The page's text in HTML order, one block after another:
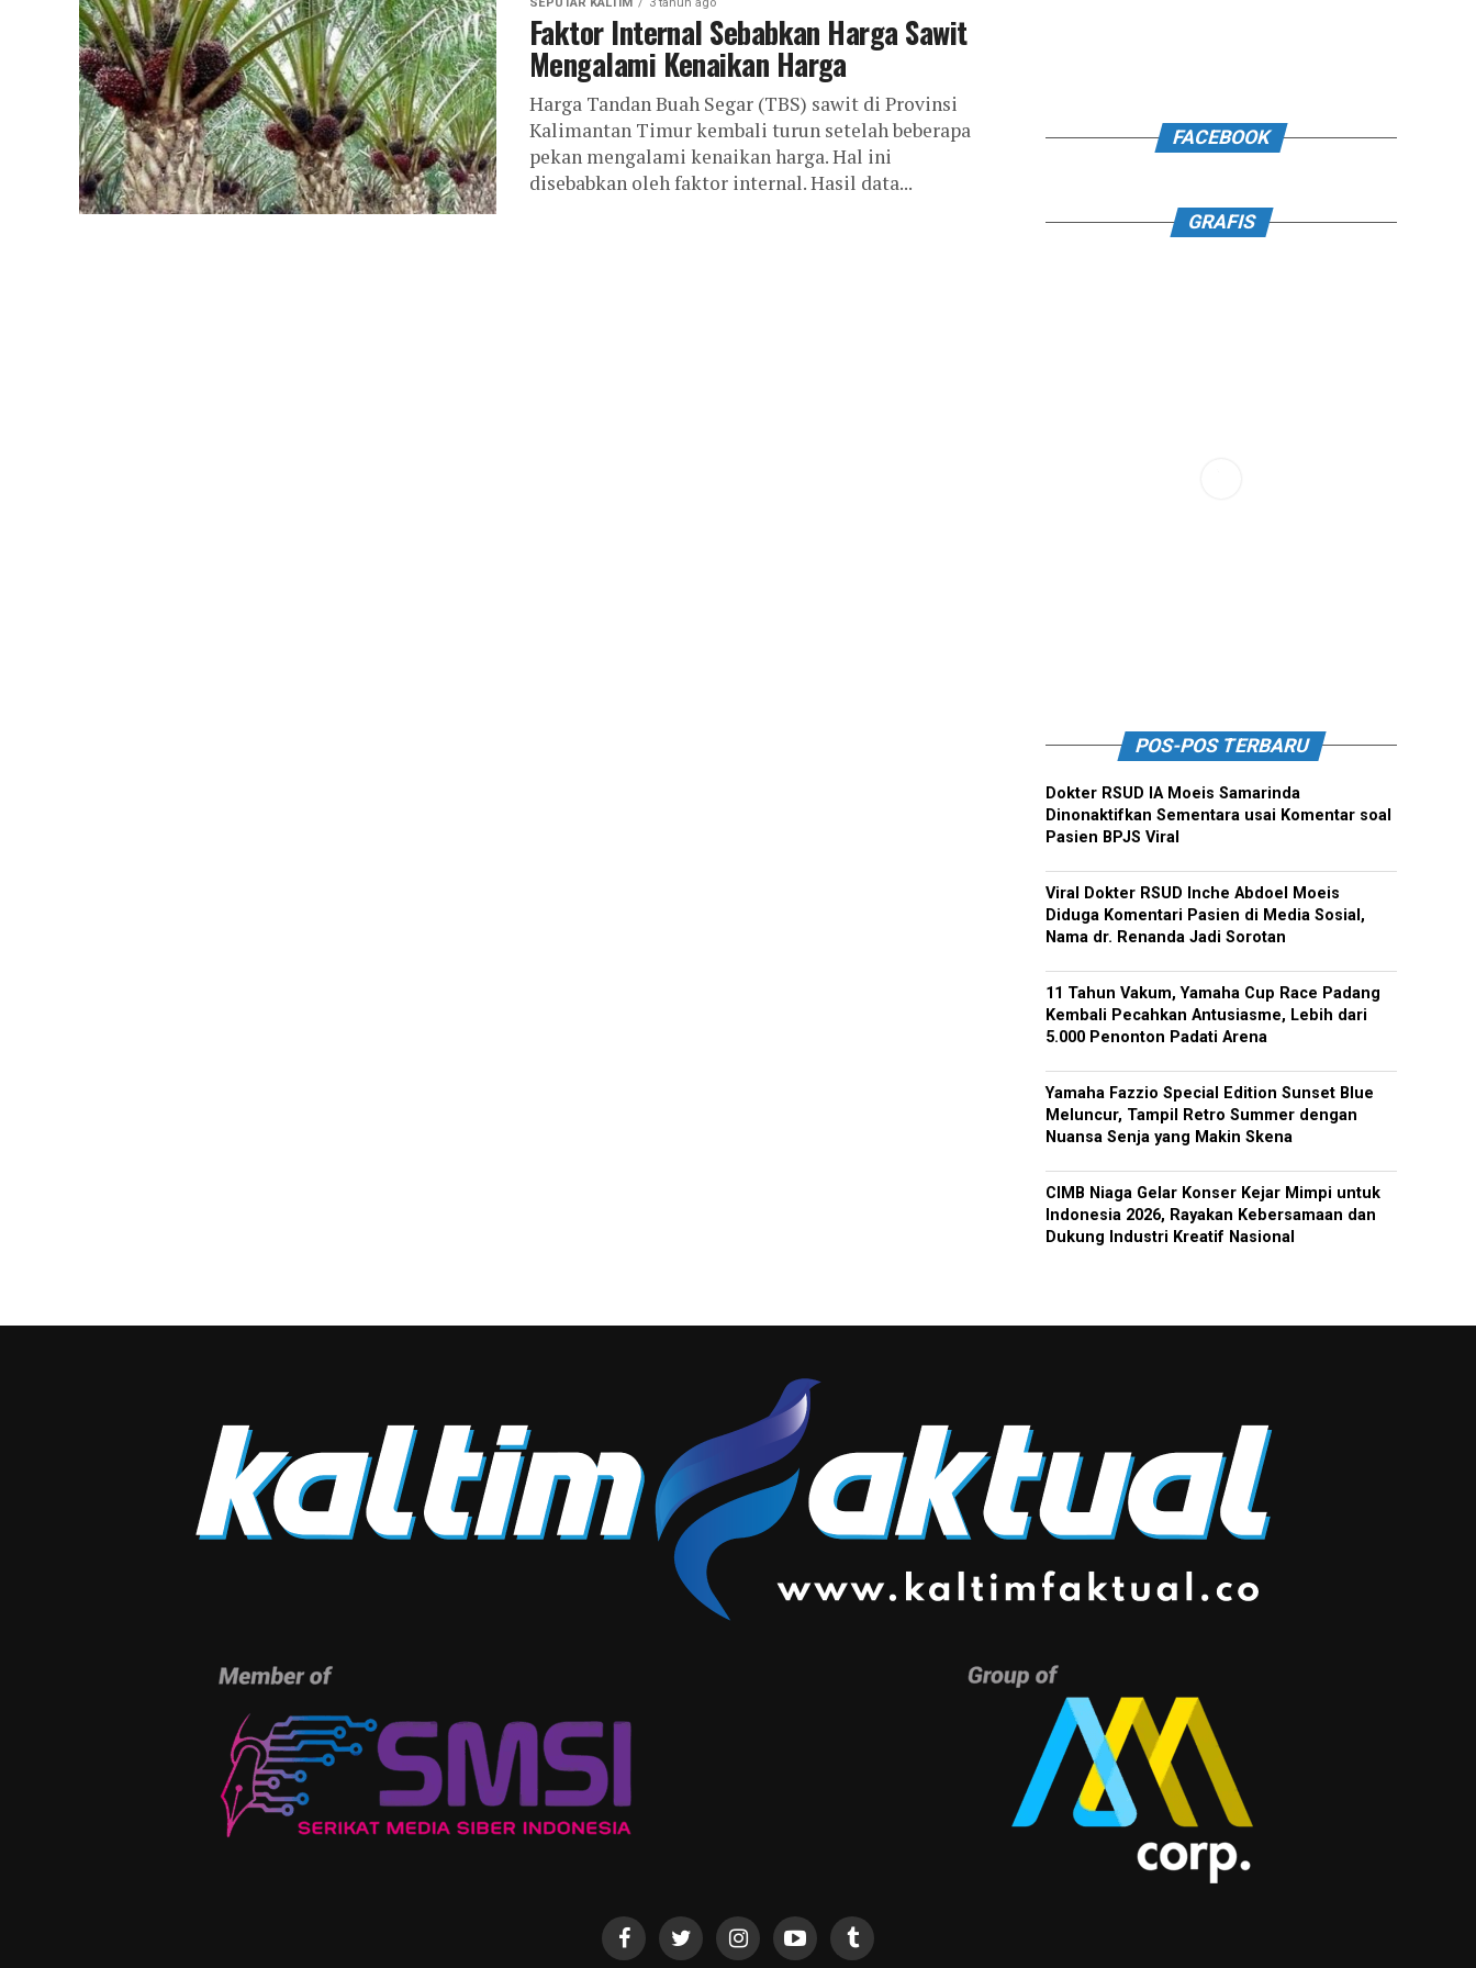
Faktor Internal Sebabkan Harga Sawit
Mengalami Kenaikan Harga
Harga Tandan Buah Segar (TBS) sawit di Provinsi
Kalimantan Timur kembali turun setelah beberapa
pekan mengalami kenaikan harga. Hal ini
disebabkan oleh faktor internal. Hasil data...
FACEBOOK
GRAFIS
POS-POS TERBARU
Dokter RSUD IA Moeis Samarinda
Dinonaktifkan Sementara usai Komentar soal
Pasien BPJS Viral
Viral Dokter RSUD Inche Abdoel Moeis
Diduga Komentari Pasien di Media Sosial,
Nama dr. Renanda Jadi Sorotan
11 Tahun Vakum, Yamaha Cup Race Padang
Kembali Pecahkan Antusiasme, Lebih dari
5.000 Penonton Padati Arena
Yamaha Fazzio Special Edition Sunset Blue
Meluncur, Tampil Retro Summer dengan
Nuansa Senja yang Makin Skena
CIMB Niaga Gelar Konser Kejar Mimpi untuk
Indonesia 2026, Rayakan Kebersamaan dan
Dukung Industri Kreatif Nasional